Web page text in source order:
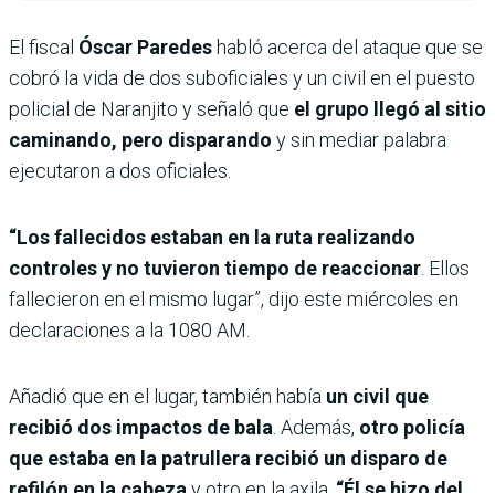
El fiscal Óscar Paredes habló acerca del ataque que se
cobró la vida de dos suboficiales y un civil en el puesto
policial de Naranjito y señaló que el grupo llegó al sitio
caminando, pero disparando y sin mediar palabra
ejecutaron a dos oficiales.
“Los fallecidos estaban en la ruta realizando
controles y no tuvieron tiempo de reaccionar. Ellos
fallecieron en el mismo lugar”, dijo este miércoles en
declaraciones a la 1080 AM.
Añadió que en el lugar, también había un civil que
recibió dos impactos de bala. Además, otro policía
que estaba en la patrullera recibió un disparo de